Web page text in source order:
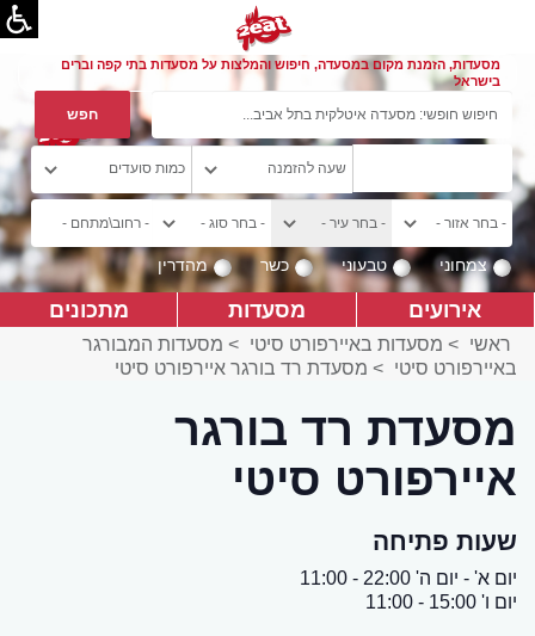
מסעדות, הזמנת מקום במסעדה, חיפוש והמלצות על מסעדות בתי קפה וברים
בישראל
צמחוני טבעוני כשר מהדרין
אירועים מסעדות מתכונים
ראשי > מסעדות באיירפורט סיטי > מסעדות המבורגר
באיירפורט סיטי > מסעדת רד בורגר איירפורט סיטי
מסעדת רד בורגר
איירפורט סיטי
שעות פתיחה
יום א' - יום ה' 22:00 - 11:00
יום ו' 15:00 - 11:00